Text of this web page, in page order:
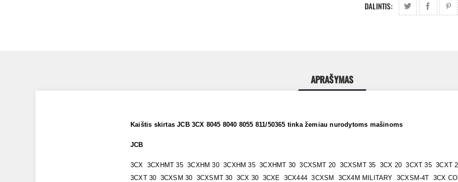
DALINTIS:
APRAŠYMAS
Kaištis skirtas JCB 3CX 8045 8040 8055 811/50365 tinka žemiau nurodytoms mašinoms
JCB
3CX 3CXHMT 35 3CXHM 30 3CXHM 35 3CXHMT 30 3CXSMT 20 3CXSMT 35 3CX 20 3CXT 35 3CXT
3CXT 30 3CXSM 30 3CXSMT 30 3CX 30 3CXE 3CX444 3CXSM 3CX4M MILITARY 3CXSM-4T 3CX